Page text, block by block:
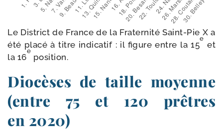
Le District de France de la Fraternité Saint-​Pie X a
été pla­cé à titre indi­ca­tif : il figure entre la 15
e
et
la 16
e
position.
Diocèses de taille moyenne
(entre 75 et 120 prêtres
en 2020)